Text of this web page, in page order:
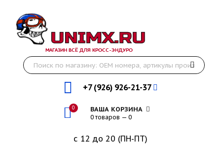
МАГАЗИН ВСЁ ДЛЯ КРОСС-ЭНДУРО
+7 (926) 926-21-37
0 ВАША КОРЗИНА
0 товаров — 0
с 12 до 20 (ПН-ПТ)